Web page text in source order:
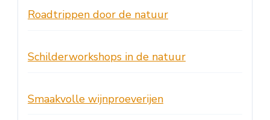
Roadtrippen door de natuur
Schilderworkshops in de natuur
Smaakvolle wijnproeverijen